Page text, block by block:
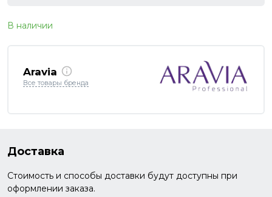
В наличии
Aravia
Все товары бренда
Доставка
Стоимость и способы доставки будут доступны при
оформлении заказа.